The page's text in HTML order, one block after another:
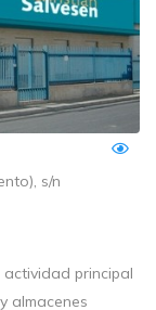
s/n
actividad principal
almacenes